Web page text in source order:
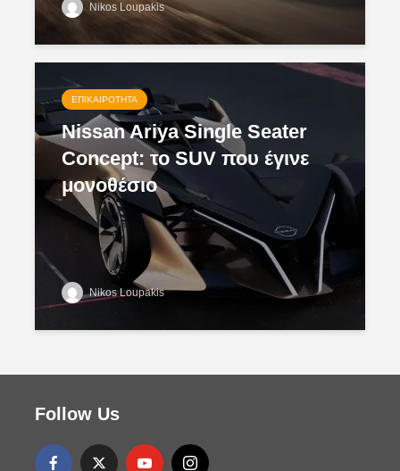
Nikos Loupakis
ΕΠΙΚΑΙΡΌΤΗΤΑ
Nissan Ariya Single Seater
Concept: το SUV που έγινε
μονοθέσιο
Nikos Loupakis
Follow Us